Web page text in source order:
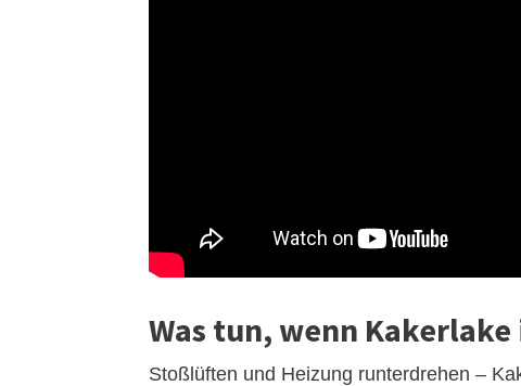
Was tun, wenn
Stoßlüften und Heizung runterdrehen –